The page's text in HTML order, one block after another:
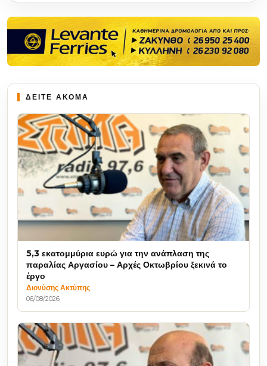
ΔΕΙΤΕ ΑΚΟΜΑ
5,3 εκατομμύρια ευρώ για την ανάπλαση της
παραλίας Αργασίου – Αρχές Οκτωβρίου ξεκινά το
έργο
Διονύσης Ακτύπης
06/08/2026